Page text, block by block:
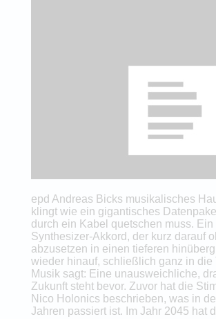
epd Andreas Bicks musikalisches
klingt wie ein gigantisches
durch ein Kabel quetschen muss.
Synthesizer-Akkord, der kurz darauf
abzusetzen in einen tieferen
wieder hinauf, schließlich ganz in die
Musik sagt: Eine unausweichliche,
Zukunft steht bevor. Zuvor hat die
Nico Holonics beschrieben, was in
Jahren passiert ist. Im Jahr 2045 hat